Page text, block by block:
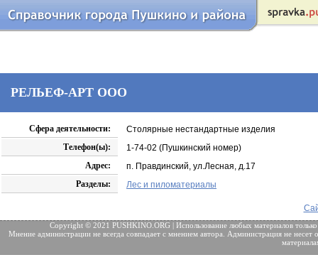
РЕЛЬЕФ-АРТ ООО
Сфера деятельности:
Столярные нестандартные изделия
Телефон(ы):
1-74-02 (Пушкинский номер)
Адрес:
п. Правдинский, ул.Лесная, д.17
Разделы:
Лес и пиломатериалы
Copyright © 2021 PUSHKINO.ORG | Использование любых материалов
Мнение администрации не всегда совпадает с мнением автора. Администрация не несет